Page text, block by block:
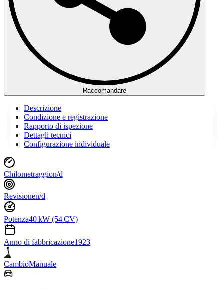
Raccomandare
Descrizione
Condizione e registrazione
Rapporto di ispezione
Dettagli tecnici
Configurazione individuale
Chilometraggion/d
Revisionen/d
Potenza40 kW (54 CV)
Anno di fabbricazione1923
CambioManuale